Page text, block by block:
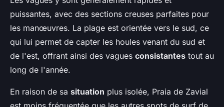
puissantes, avec des sections creuses parfaites pour
les manœuvres. La plage est orientée vers le sud, ce
qui lui permet de capter les houles venant du sud et
de l'est, offrant ainsi des vagues consistantes tout au
long de l'année.
En raison de sa situation plus isolée, Praia de Zavial